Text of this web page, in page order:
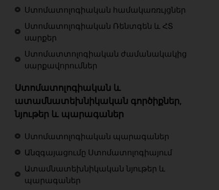
Ստոմատոլոգիական համակառռւյցներ
Ստոմատոլոգիական Ռենտգեն և ՀՏ
սարքեր
Ստոմատտոլոգիական ժամանակակից
սարքավորումներ
Ստոմատոլոգիական և
ատամնատեխնիկական գործիքներ,
նյութեր և պարագաներ
Ստոմատոլոգիական պարագաներ
Անզգայացումը Ստոմատոլոգիայում
Ատամնատեխնիկական նյութեր և
պարագաներ